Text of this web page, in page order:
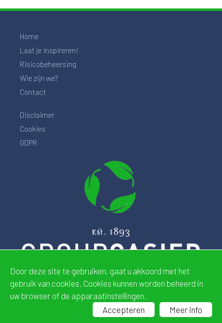
Door deze site te gebruiken, gaat u akkoord met het
gebruik van cookies. Cookies kunnen worden beheerd in
uw browser of de apparaatinstellingen.
Accepteren
Meer info
Home
Laat je inspireren!
Risicobeheersing
Wie zijn we?
Contact
Disclaimer
Cookies
GDPR